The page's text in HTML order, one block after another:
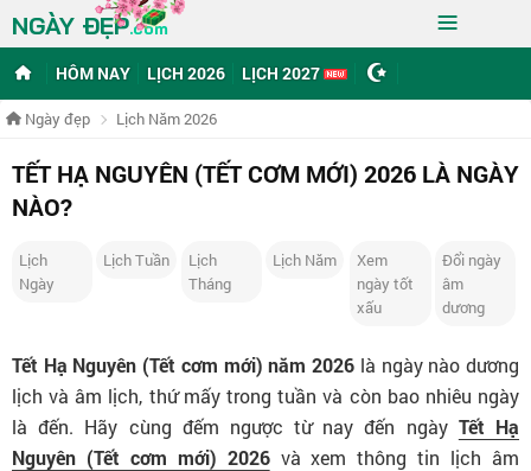
NGÀY ĐẸP.com ≡
HÔM NAY LỊCH 2026 LỊCH 2027
Ngày đẹp Lịch Năm 2026
TẾT HẠ NGUYÊN (TẾT CƠM MỚI) 2026 LÀ NGÀY
NÀO?
Lịch
Ngày
Lịch Tuần
Lịch
Tháng
Lịch Năm
Xem
ngày tốt
xấu
Đổi ngày
âm
dương
Tết Hạ Nguyên (Tết cơm mới) năm 2026 là ngày nào dương
lịch và âm lịch, thứ mấy trong tuần và còn bao nhiêu ngày
là đến. Hãy cùng đếm ngược từ nay đến ngày Tết Hạ
Nguyên (Tết cơm mới) 2026và xem thông tin lịch âm